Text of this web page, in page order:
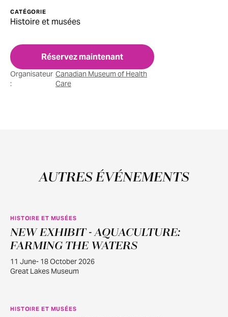
CATÉGORIE
Histoire et musées
Réservez maintenant
Organisateur
:
Canadian Museum of Health
Care
AUTRES ÉVÉNEMENTS
JUIN
11
HISTOIRE ET MUSÉES
NEW EXHIBIT - AQUACULTURE:
FARMING THE WATERS
11 June- 18 October 2026
Great Lakes Museum
HISTOIRE ET MUSÉES